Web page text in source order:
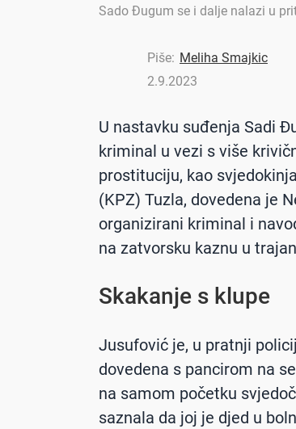
Sado Đugum se i dalje nalazi u
Piše: Meliha Smajkic
2.9.2023
U nastavku suđenja Sadi
kriminal u vezi s više
prostituciju, kao
(KPZ) Tuzla, dovedena je
organizirani kriminal i
na zatvorsku kaznu u
Skakanje s klupe
Jusufović je, u pratnji
dovedena s pancirom na
na samom početku
saznala da joj je djed u